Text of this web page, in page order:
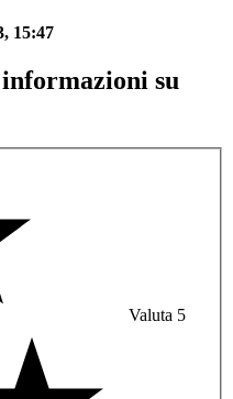
15:47
su
Valuta 5